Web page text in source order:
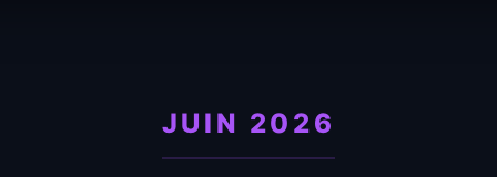
JUIN 2026